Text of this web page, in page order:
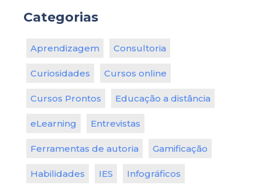
Categorias
Aprendizagem Consultoria
Curiosidades Cursos online
Cursos Prontos Educação a distância
eLearning Entrevistas
Ferramentas de autoria Gamificação
Habilidades IES Infográficos